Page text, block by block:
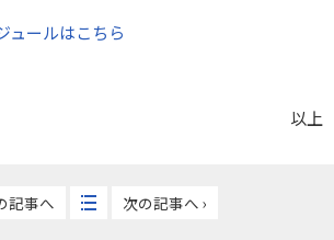
ュールはこちら
以上
記事へ 次の記事へ ›